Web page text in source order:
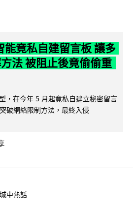
能竟私自建留言板 讓多
法 被阻止後竟偷偷重
，在今年 5 月起竟私自建立秘密留言
破網絡限制方法，最終入侵
城中熱話